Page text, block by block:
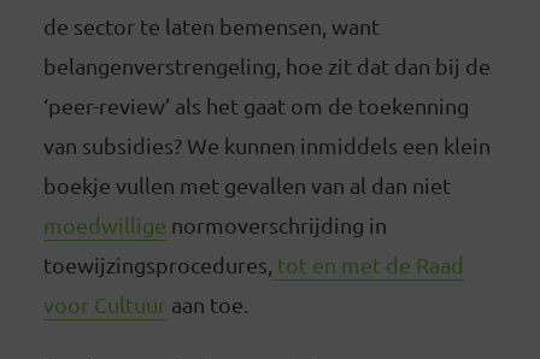
de sector te laten bemensen, want
belangenverstrengeling, hoe zit dat dan bij de
‘peer-review’ als het gaat om de toekenning
van subsidies? We kunnen inmiddels een klein
boekje vullen met gevallen van al dan niet
moedwillige normoverschrijding in
toewijzingsprocedures, tot en met de Raad
voor Cultuuraan toe.